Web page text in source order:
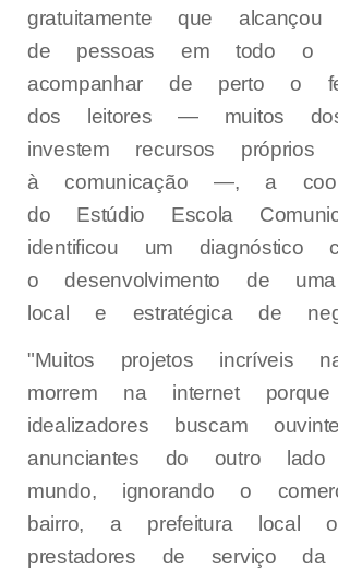
gratuitamente que alcançou
de pessoas em todo o
acompanhar de perto o
dos leitores — muitos
investem recursos
à comunicação —, a
do Estúdio Escola
identificou um diagnóstico
o desenvolvimento de
local e estratégica de
"Muitos projetos incríveis
morrem na internet
idealizadores buscam
anunciantes do outro
mundo, ignorando o
bairro, a prefeitura local
prestadores de serviço